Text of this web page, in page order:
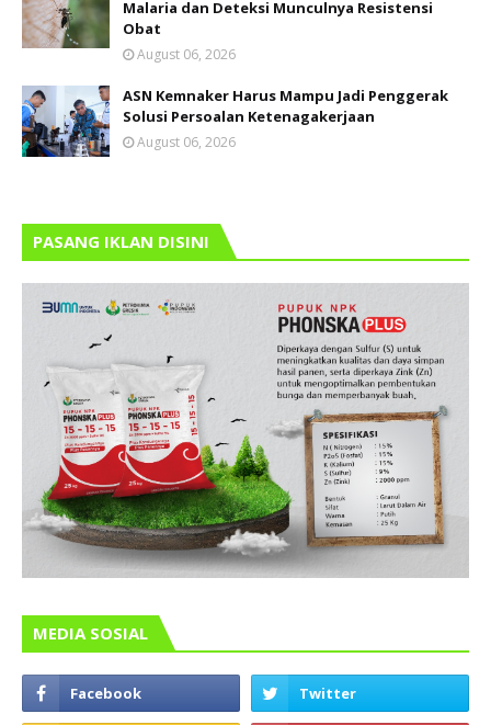
Malaria dan Deteksi Munculnya Resistensi
Obat
August 06, 2026
ASN Kemnaker Harus Mampu Jadi Penggerak
Solusi Persoalan Ketenagakerjaan
August 06, 2026
PASANG IKLAN DISINI
MEDIA SOSIAL